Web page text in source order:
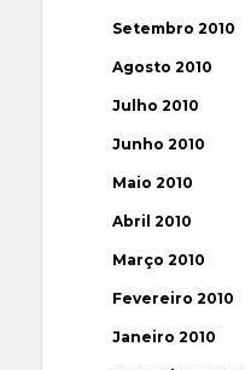
Setembro 2010
Agosto 2010
Julho 2010
Junho 2010
Maio 2010
Abril 2010
Março 2010
Fevereiro 2010
Janeiro 2010